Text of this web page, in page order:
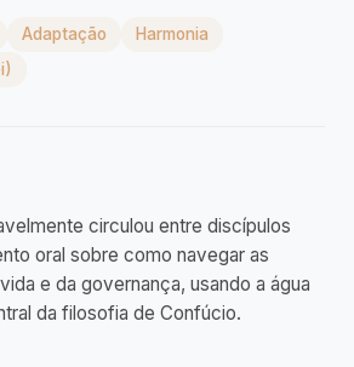
Adaptação
Harmonia
circulou entre discípulos
oral sobre como navegar as
e da governança, usando a água
da filosofia de Confúcio.